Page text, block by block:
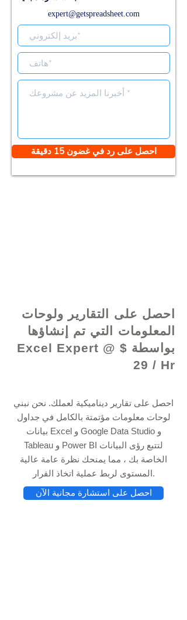
احصل على التقارير ولوحات
المعلومات التي تم إنشاؤها
بواسطة Excel Expert @ $
29 / Hr
احصل على تقارير ديناميكية لعملك. نحن نبني
لوحات معلومات مؤتمتة بالكامل في جداول
بيانات Excel و Google Data Studio و
Tableau و Power BI لتتبع رؤى البيانات
الخاصة بك ، مما يمنحك نظرة عامة عالية
المستوى لربط عملية اتخاذ القرار.
احصل على استشارة مجانية الآن
expert@getspreadsheet.com
احصل على رد في غضون 15 دقيقة